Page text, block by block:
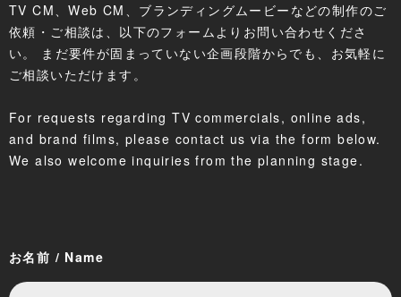
TV CM、Web CM、ブランディングムービーなどの制作のご
依頼・ご相談は、以下のフォームよりお問い合わせくださ
い。 まだ要件が固まっていない企画段階からでも、お気軽に
ご相談いただけます。
For requests regarding TV commercials, online ads,
and brand films, please contact us via the form below.
We also welcome inquiries from the planning stage.
お名前 / Name